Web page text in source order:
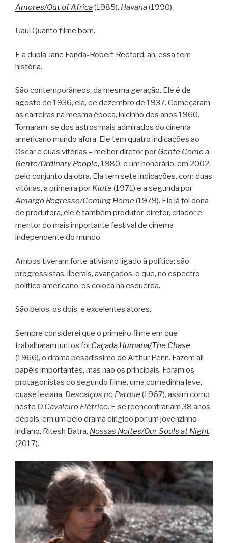
Amores/Out of Africa(1985). Havana(1990).
Uau! Quanto filme bom.
E a dupla Jane Fonda-Robert Redford, ah, essa tem
história.
São contemporâneos, da mesma geração. Ele é de
agosto de 1936, ela, de dezembro de 1937. Começaram
as carreiras na mesma época, inicinho dos anos 1960.
Tornaram-se dos astros mais admirados do cinema
americano mundo afora. Ele tem quatro indicações ao
Oscar e duas vitórias – melhor diretor por Gente Como a
Gente/Ordinary People, 1980, e um honorário, em 2002,
pelo conjunto da obra. Ela tem sete indicações, com duas
vitórias, a primeira por Klute (1971) e a segunda por
Amargo Regresso/Coming Home (1979). Ela já foi dona
de produtora, ele é também produtor, diretor, criador e
mentor do mais importante festival de cinema
independente do mundo.
Ambos tiveram forte ativismo ligado à política; são
progressistas, liberais, avançados, o que, no espectro
político americano, os coloca na esquerda.
São belos, os dois, e excelentes atores.
Sempre considerei que o primeiro filme em que
trabalharam juntos foi Caçada Humana/The Chase
(1966), o drama pesadíssimo de Arthur Penn. Fazem ali
papéis importantes, mas não os principais. Foram os
protagonistas do segundo filme, uma comedinha leve,
quase leviana, Descalços no Parque (1967), assim como
neste O Cavaleiro Elétrico. E se reencontrariam 38 anos
depois, em um belo drama dirigido por um jovenzinho
indiano, Ritesh Batra, Nossas Noites/Our Souls at Night
(2017).